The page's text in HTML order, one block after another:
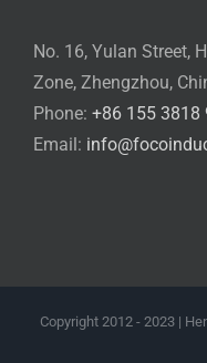
No. 16, Yulan Street,
Zone, Zhengzhou,
Phone: +86 155 3818
Email:
Copyright 2012 - 2023 |